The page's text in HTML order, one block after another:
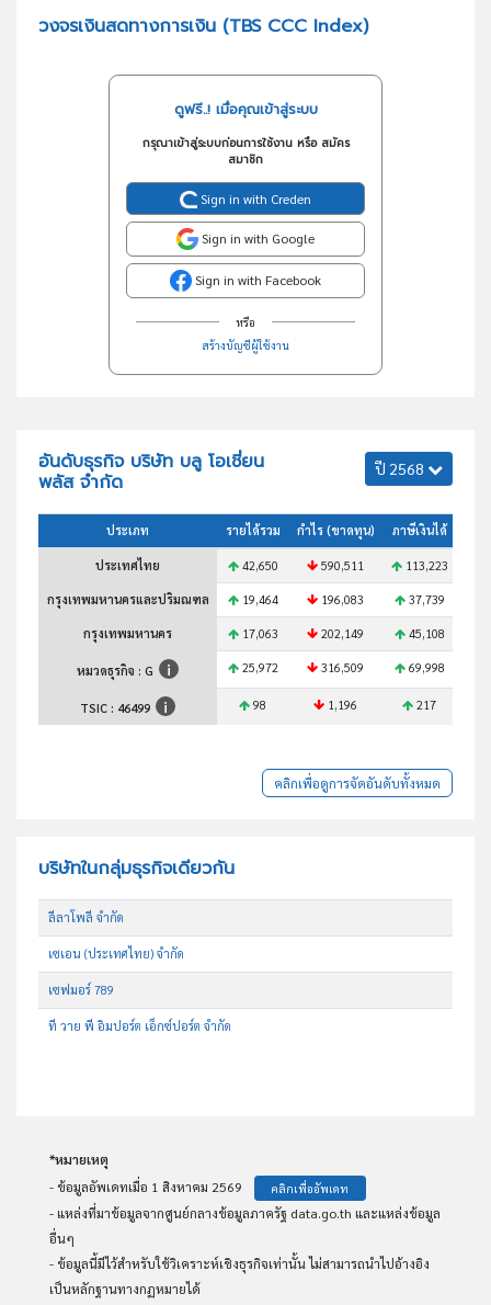
วงจรเงินสดทางการเงิน (TBS CCC Index)
ดูฟรี..! เมื่อคุณเข้าสู่ระบบ
กรุณาเข้าสู่ระบบก่อนการใช้งาน หรือ สมัคร
สมาชิก
Sign in with Creden
Sign in with Google
Sign in with Facebook
หรือ
สร้างบัญชีผู้ใช้งาน
อันดับธุรกิจ บริษัท บลู โอเชี่ยน
พลัส จำกัด
ปี 2568
ประเภท รายได้รวม กำไร (ขาดทุน) ภาษีเงินได้
ประเทศไทย 42,650 590,511 113,223
กรุงเทพมหานครและปริมณฑล 19,464 196,083 37,739
กรุงเทพมหานคร 17,063 202,149 45,108
หมวดธุรกิจ : G 25,972 316,509 69,998
TSIC : 46499 98 1,196 217
คลิกเพื่อดูการจัดอันดับทั้งหมด
บริษัทในกลุ่มธุรกิจเดียวกัน
ลีลาโพลี จำกัด
เซเอน (ประเทศไทย) จำกัด
เซฟมอร์ 789
ที วาย พี อิมปอร์ต เอ็กซ์ปอร์ต จำกัด
*หมายเหตุ
- ข้อมูลอัพเดทเมื่อ 1 สิงหาคม 2569
คลิกเพื่ออัพเดท
- แหล่งที่มาข้อมูลจากศูนย์กลางข้อมูลภาครัฐ data.go.th และแหล่งข้อมูล
อื่นๆ
- ข้อมูลนี้มีไว้สำหรับใช้วิเคราะห์เชิงธุรกิจเท่านั้น ไม่สามารถนำไปอ้างอิง
เป็นหลักฐานทางกฏหมายได้